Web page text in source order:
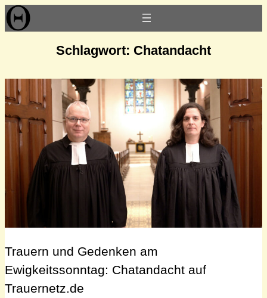
Zum
Inhalt
Schlagwort: Chatandacht
Trauern und Gedenken am
Ewigkeitssonntag: Chatandacht auf
Trauernetz.de